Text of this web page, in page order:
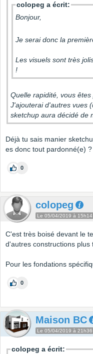
colopeg a écrit:
Bonjour,
Je serai donc la
Les visuels sont très
!
Quelle rapidité, vous êtes
J'ajouterai d'autres vues
sketchup aura décidé de
Déjà tu sais manier
es donc tout pardonné(e) ?
0
colopeg
Le 05/04/2019 à 15h14
C'est très boisé devant le
d'autres constructions plus
Pour les fondations
0
Maison BC
Le 05/04/2019 à 21h36
colopeg a écrit: